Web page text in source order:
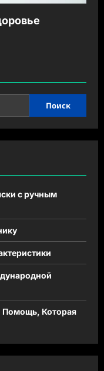
Поиск
с ручным
Помощь, Которая